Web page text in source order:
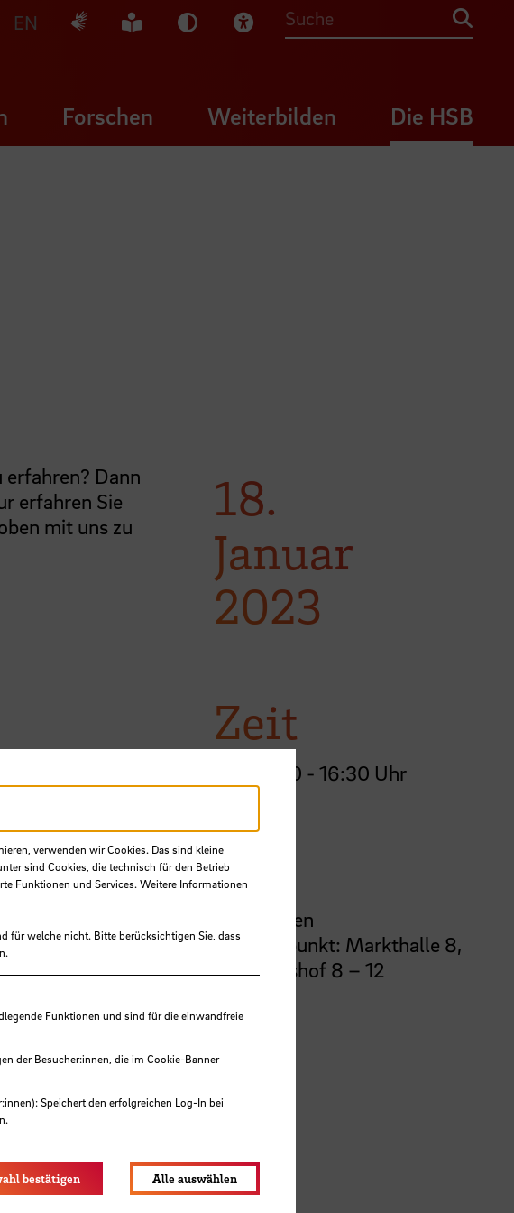
EN Deutsche Gebärdensprache
Leichte Sprache
Dunkel-Modus
Visuelle Hilfe
Suche
Forschen Weiterbilden Die HSB
erfahren? Dann
erfahren Sie
mit uns zu
18.
Januar
2023
Zeit
15:00 - 16:30 Uhr
Ort
Bremen
Treffpunkt: Markthalle 8,
Domshof 8 – 12
verwenden wir Cookies. Das sind kleine
sind Cookies, die technisch für den Betrieb
Funktionen und Services. Weitere Informationen
für welche nicht. Bitte berücksichtigen Sie, dass
Funktionen und sind für die einwandfreie
der Besucher:innen, die im Cookie-Banner
Speichert den erfolgreichen Log-In bei
bestätigen Alle auswählen